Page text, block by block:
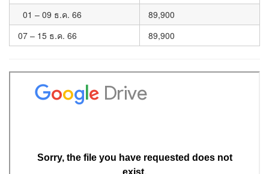
01 – 09 ธ.ค. 66
89,900
07 – 15 ธ.ค. 66
89,900